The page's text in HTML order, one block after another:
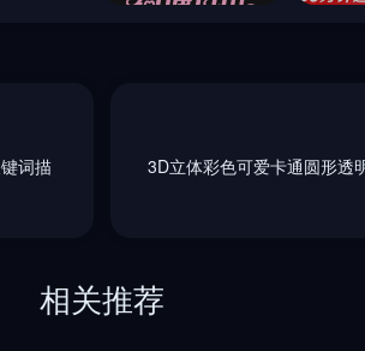
词描
3D立体彩色可爱卡通圆形透
相关推荐